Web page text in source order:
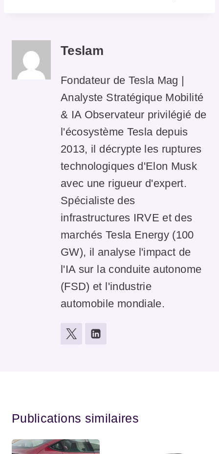
Teslam
Fondateur de Tesla Mag |
Analyste Stratégique Mobilité
& IA Observateur privilégié de
l'écosystème Tesla depuis
2013, il décrypte les ruptures
technologiques d'Elon Musk
avec une rigueur d'expert.
Spécialiste des
infrastructures IRVE et des
marchés Tesla Energy (100
GW), il analyse l'impact de
l'IA sur la conduite autonome
(FSD) et l'industrie
automobile mondiale.
Publications similaires